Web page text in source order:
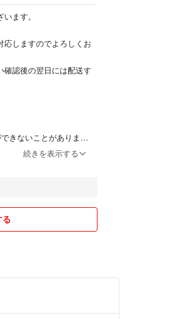
ます。
応しますのでよろしくお
認後の翌日には配送す
きないことがありま
屋には入れないように
なります。
。
続きを表示する